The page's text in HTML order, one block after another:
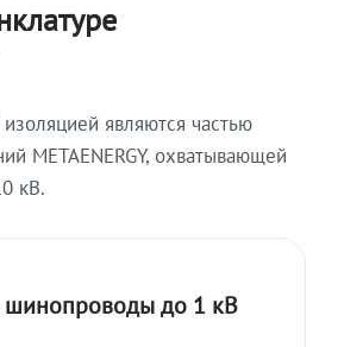
являются частью
METAENERGY, охватывающей
кВ.
шинопроводы до 1 кВ